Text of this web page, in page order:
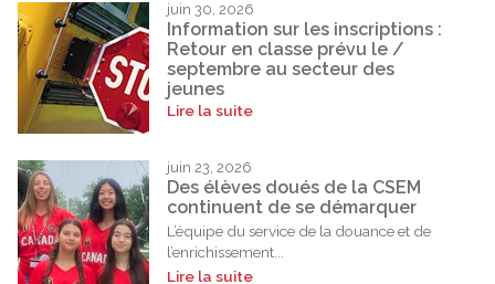
juin 30, 2026
Information sur les inscriptions :
Retour en classe prévu le /
septembre au secteur des
jeunes
Lire la suite
juin 23, 2026
Des élèves doués de la CSEM
continuent de se démarquer
L’équipe du service de la douance et de
l’enrichissement...
Lire la suite